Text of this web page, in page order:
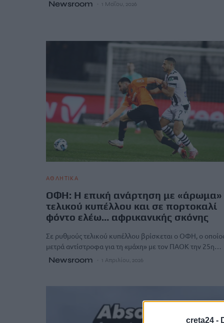
creta24 -
Newsroom 1 Μαΐου, 2026
ΑΘΛΗΤΙΚΑ
ΟΦΗ: Η επική ανάρτηση με «άρωμα»
τελικού κυπέλλου και σε πορτοκαλί
φόντο ελέω… αφρικανικής σκόνης
Σε ρυθμούς τελικού κυπέλλου βρίσκεται ο ΟΦΗ, ο
μετρά αντίστροφα για τη «μάχη» με τον ΠΑΟΚ την 25η…
Newsroom 1 Απριλίου, 2026